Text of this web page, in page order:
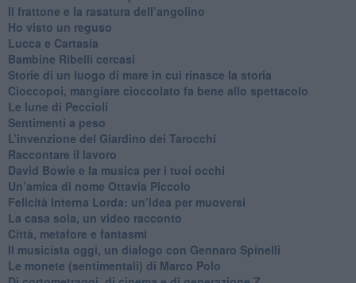
​Il frattone e la rasatura dell’angolino
​Ho visto un reguso
Lucca e Cartasia
Bambine Ribelli cercasi
Storie di un luogo di mare in cui rinasce la storia
Cioccopoi, mangiare cioccolato fa bene allo spettacolo
​Le lune di Peccioli
​Sentimenti a peso
​L’invenzione del Giardino dei Tarocchi
​Raccontare il lavoro
David Bowie e la musica per i tuoi occhi
Un’amica di nome Ottavia Piccolo
​Felicità Interna Lorda: un’idea per muoversi
​La casa sola, un video racconto
​Città, metafore e fantasmi
Il musicista oggi, un dialogo con Gennaro Spinelli
Le monete (sentimentali) di Marco Polo